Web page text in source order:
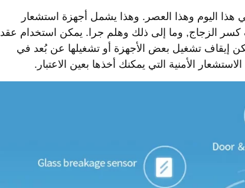
اليوم وهذا العصر. وهذا يشمل أجهزة استشعار
الزجاج, وما إلى ذلك وهلم جرا. يمكن استخدام عقد
إيقاف تشغيل بعض الأجهزة أو تشغيلها عن بُعد في
الأمنية التي يمكنك أخذها بعين الاعتبار.